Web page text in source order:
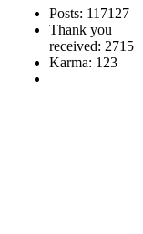
Posts: 117127
Thank you
received: 2715
Karma: 123